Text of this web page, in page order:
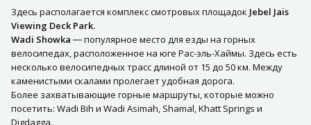
Здесь располагается комплекс смотровых площадок Jebel Jais
Viewing Deck Park.
Wadi Showka ― популярное место для езды на горных
велосипедах, расположенное на юге Рас-эль-Хаймы. Здесь есть
несколько велосипедных трасс длиной от 15 до 50 км. Между
каменистыми скалами пролегает удобная дорога.
Более захватывающие горные маршруты, которые можно
посетить: Wadi Bih и Wadi Asimah, Shamal, Khatt Springs и
Digdagga.